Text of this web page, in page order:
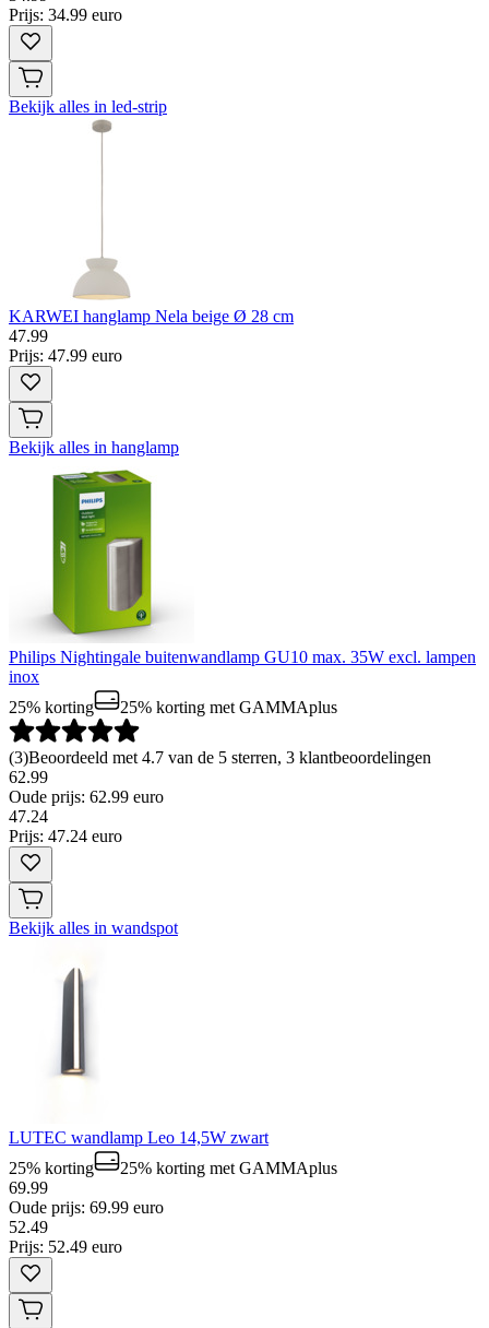
Prijs: 34.99 euro
Bekijk alles in led-strip
KARWEI hanglamp Nela beige Ø 28 cm
47.99
Prijs: 47.99 euro
Bekijk alles in hanglamp
Philips Nightingale buitenwandlamp GU10 max. 35W excl. lampen
inox
25% korting
25% korting met GAMMAplus
(3)Beoordeeld met 4.7 van de 5 sterren, 3 klantbeoordelingen
62.99
Oude prijs: 62.99 euro
47.24
Prijs: 47.24 euro
Bekijk alles in wandspot
LUTEC wandlamp Leo 14,5W zwart
25% korting
25% korting met GAMMAplus
69.99
Oude prijs: 69.99 euro
52.49
Prijs: 52.49 euro